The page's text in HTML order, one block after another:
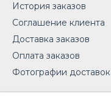
История заказов
Соглашение клиента
Доставка заказов
Оплата заказов
Фотографии доставок